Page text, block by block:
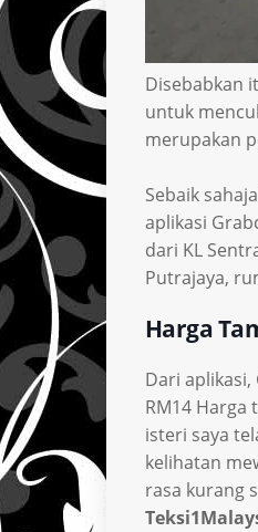
Disebabkan
untuk
merupakan
Sebaik
aplikasi
dari KL
Putrajaya,
Harga
Dari
RM14
isteri saya
kelihatan
rasa kurang